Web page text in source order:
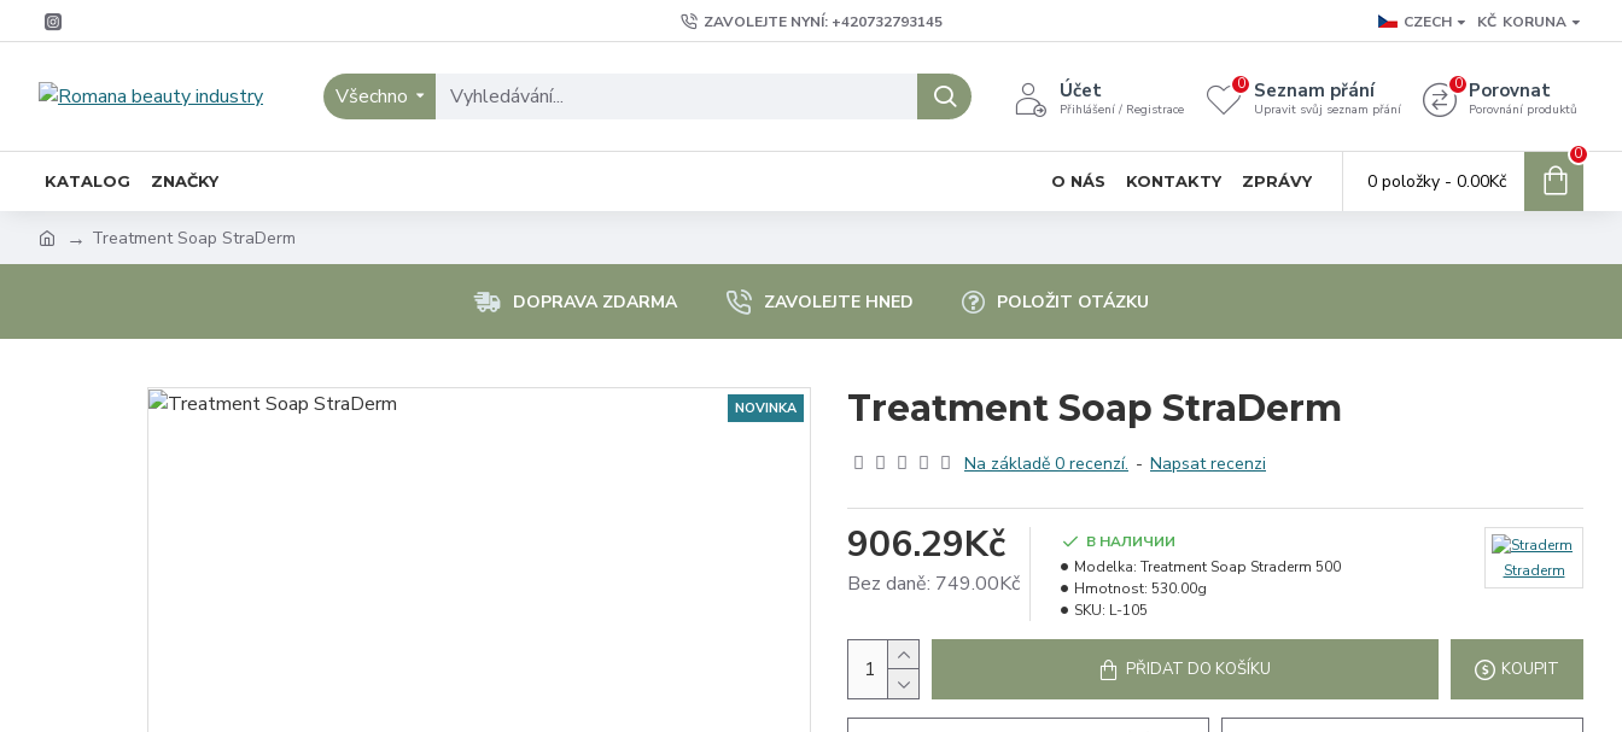
ZAVOLEJTE NYNÍ: +420732793145 CZECH KČ KORUNA
Všechno Účet
Přihlášení / Registrace
Seznam přání
Upravit svůj seznam přání
0 Porovnat
Porovnání produktů
0
KATALOG ZNAČKY O NÁS KONTAKTY ZPRÁVY 0 položky - 0.00Kč
0
Treatment Soap StraDerm
DOPRAVA ZDARMA ZAVOLEJTE HNED POLOŽIT OTÁZKU
NOVINKA Treatment Soap StraDerm
Na základě 0 recenzí. - Napsat recenzi
906.29Kč
Bez daně: 749.00Kč
В НАЛИЧИИ
Modelka: Treatment Soap Straderm 500
Hmotnost: 530.00g
SKU: L-105
Straderm
PŘIDAT DO KOŠÍKU KOUPIT